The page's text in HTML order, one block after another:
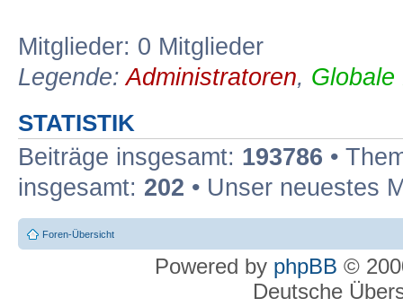
Mitglieder: 0 Mitglieder
Legende:Administratoren, Globale
STATISTIK
Beiträge insgesamt: 193786 •
insgesamt: 202 • Unser neuestes
Foren-Übersicht
Powered by phpBB ©
Deutsche